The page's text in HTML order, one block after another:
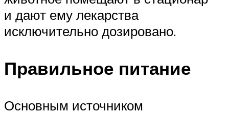
и дают ему лекарства
исключительно дозировано.
Правильное питание
Основным источником